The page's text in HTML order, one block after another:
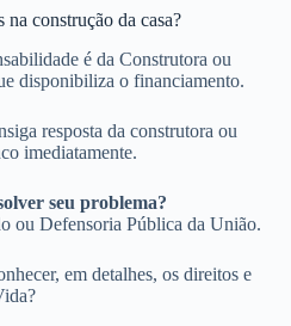
construção da casa?
é da Construtora ou
disponibiliza o financiamento.
resposta da construtora ou
imediatamente.
seu problema?
ou Defensoria Pública da União.
em detalhes, os direitos e